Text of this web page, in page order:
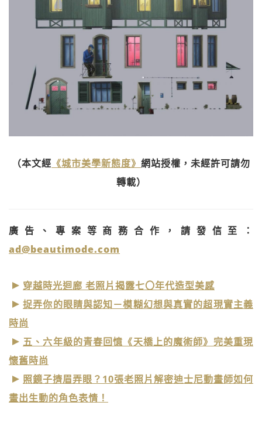
（本文經 《城市美學新態度》 網站授權，未經許可請勿
轉載）
廣告、專案等商務合作，請發信至：
ad@beautimode.com
穿越時光迴廊 老照片揭露七〇年代造型美感
捉弄你的眼睛與認知－模糊幻想與真實的超現實主義
時尚
五、六年級的青春回憶《天橋上的魔術師》完美重現
懷舊時尚
照鏡子擠眉弄眼？10張老照片解密迪士尼動畫師如何
畫出生動的角色表情！